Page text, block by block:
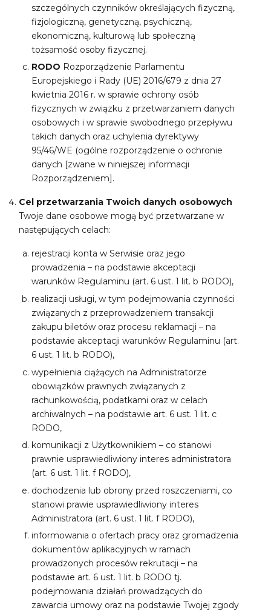
szczególnych czynników określających fizyczną,
fizjologiczną, genetyczną, psychiczną,
ekonomiczną, kulturową lub społeczną
tożsamość osoby fizycznej.
RODO Rozporządzenie Parlamentu
Europejskiego i Rady (UE) 2016/679 z dnia 27
kwietnia 2016 r. w sprawie ochrony osób
fizycznych w związku z przetwarzaniem danych
osobowych i w sprawie swobodnego przepływu
takich danych oraz uchylenia dyrektywy
95/46/WE (ogólne rozporządzenie o ochronie
danych [zwane w niniejszej informacji
Rozporządzeniem].
Cel przetwarzania Twoich danych osobowych
Twoje dane osobowe mogą być przetwarzane w
następujących celach:
rejestracji konta w Serwisie oraz jego
prowadzenia – na podstawie akceptacji
warunków Regulaminu (art. 6 ust. 1 lit. b RODO),
realizacji usługi, w tym podejmowania czynności
związanych z przeprowadzeniem transakcji
zakupu biletów oraz procesu reklamacji – na
podstawie akceptacji warunków Regulaminu (art.
6 ust. 1 lit. b RODO),
wypełnienia ciążących na Administratorze
obowiązków prawnych związanych z
rachunkowością, podatkami oraz w celach
archiwalnych – na podstawie art. 6 ust. 1 lit. c
RODO,
komunikacji z Użytkownikiem – co stanowi
prawnie usprawiedliwiony interes administratora
(art. 6 ust. 1 lit. f RODO),
dochodzenia lub obrony przed roszczeniami, co
stanowi prawie usprawiedliwiony interes
Administratora (art. 6 ust. 1 lit. f RODO),
informowania o ofertach pracy oraz gromadzenia
dokumentów aplikacyjnych w ramach
prowadzonych procesów rekrutacji – na
podstawie art. 6 ust. 1 lit. b RODO tj.
podejmowania działań prowadzących do
zawarcia umowy oraz na podstawie Twojej zgody